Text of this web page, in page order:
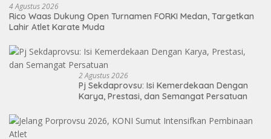
4 Agustus 2026
Rico Waas Dukung Open Turnamen FORKI Medan, Targetkan
Lahir Atlet Karate Muda
2 Agustus 2026
Pj Sekdaprovsu: Isi Kemerdekaan Dengan
Karya, Prestasi, dan Semangat Persatuan